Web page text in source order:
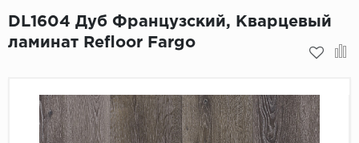
31 класс
32 класс
Ковролин и ковровая плитка
Плитка ПВХ
Плинтус
DL1604 Дуб Французский, Кварцевый
ламинат Refloor Fargo